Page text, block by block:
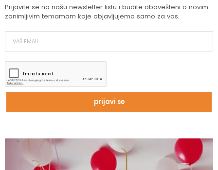
Prijavite se na našu newsletter listu i budite obavešteni o novim
zanimljivim temamam koje objavljujemo samo za vas.